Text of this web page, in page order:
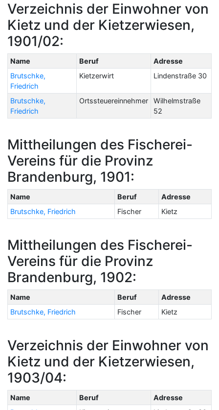
Verzeichnis der Einwohner von
Kietz und der Kietzerwiesen,
1901/02:
Name Beruf
Adresse
Brutschke,
Friedrich
Kietzerwirt Lindenstraße 30
Brutschke,
Friedrich
Ortssteuereinnehmer
Wilhelmstraße
52
Mittheilungen des Fischerei-
Vereins für die Provinz
Brandenburg, 1901:
Name Beruf
Adresse
Brutschke, Friedrich
Fischer Kietz
Mittheilungen des Fischerei-
Vereins für die Provinz
Brandenburg, 1902:
Name Beruf
Adresse
Brutschke, Friedrich
Fischer Kietz
Verzeichnis der Einwohner von
Kietz und der Kietzerwiesen,
1903/04:
Name Beruf
Adresse